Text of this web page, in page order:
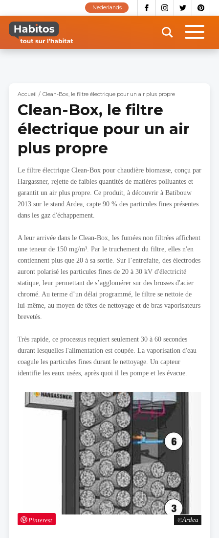
contenu
principal
Nederlands
Accueil Clean-Box, le filtre électrique pour un air plus propre
Clean-Box, le filtre
électrique pour un air
plus propre
Ardea
Pinterest
Le filtre électrique Clean-Box pour chaudière biomasse, conçu par
Hargassner, rejette de faibles quantités de matières polluantes et
garantit un air plus propre. Ce produit, à découvrir à Batibouw
2013 sur le stand Ardea, capte 90 % des particules fines présentes
dans les gaz d'échappement.
A leur arrivée dans le Clean-Box, les fumées non filtrées affichent
une teneur de 150 mg/m³. Par le truchement du filtre, elles n'en
contiennent plus que 20 à sa sortie. Sur l’entrefaite, des électrodes
auront polarisé les particules fines de 20 à 30 kV d'électricité
statique, leur permettant de s’agglomérer sur des brosses d'acier
chromé. Au terme d’un délai programmé, le filtre se nettoie de
lui-même, au moyen de têtes de nettoyage et de bras vaporisateurs
brevetés.
Très rapide, ce processus requiert seulement 30 à 60 secondes
durant lesquelles l'alimentation est coupée. La vaporisation d'eau
coagule les particules fines durant le nettoyage. Un capteur
identifie les eaux usées, après quoi il les pompe et les évacue.